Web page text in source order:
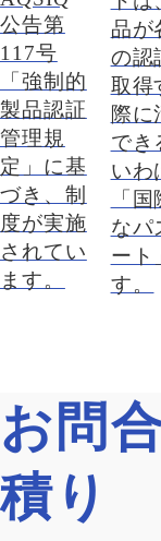
公告第
117号
「強制的
製品認証
管理規
定」に基
づき、制
度が実施
されてい
ます。
品が
の認
取得
際に
でき
いわ
「
なパ
ート
す。
お問
積り